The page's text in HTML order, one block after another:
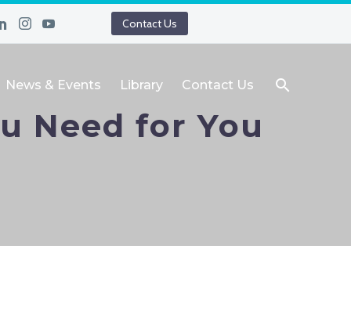
Contact Us
News & Events Library Contact Us
Need for You